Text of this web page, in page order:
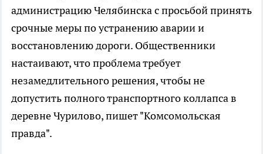
администрацию Челябинска с просьбой принять
срочные меры по устранению аварии и
восстановлению дороги. Общественники
настаивают, что проблема требует
незамедлительного решения, чтобы не
допустить полного транспортного коллапса в
деревне Чурилово, пишет "Комсомольская
правда".